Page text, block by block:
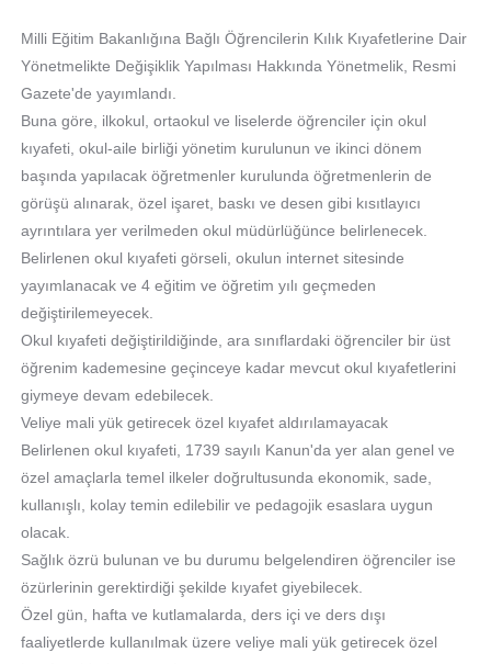
Milli Eğitim Bakanlığına Bağlı Öğrencilerin Kılık Kıyafetlerine Dair
Yönetmelikte Değişiklik Yapılması Hakkında Yönetmelik, Resmi
Gazete'de yayımlandı.
Buna göre, ilkokul, ortaokul ve liselerde öğrenciler için okul
kıyafeti, okul-aile birliği yönetim kurulunun ve ikinci dönem
başında yapılacak öğretmenler kurulunda öğretmenlerin de
görüşü alınarak, özel işaret, baskı ve desen gibi kısıtlayıcı
ayrıntılara yer verilmeden okul müdürlüğünce belirlenecek.
Belirlenen okul kıyafeti görseli, okulun internet sitesinde
yayımlanacak ve 4 eğitim ve öğretim yılı geçmeden
değiştirilemeyecek.
Okul kıyafeti değiştirildiğinde, ara sınıflardaki öğrenciler bir üst
öğrenim kademesine geçinceye kadar mevcut okul kıyafetlerini
giymeye devam edebilecek.
Veliye mali yük getirecek özel kıyafet aldırılamayacak
Belirlenen okul kıyafeti, 1739 sayılı Kanun'da yer alan genel ve
özel amaçlarla temel ilkeler doğrultusunda ekonomik, sade,
kullanışlı, kolay temin edilebilir ve pedagojik esaslara uygun
olacak.
Sağlık özrü bulunan ve bu durumu belgelendiren öğrenciler ise
özürlerinin gerektirdiği şekilde kıyafet giyebilecek.
Özel gün, hafta ve kutlamalarda, ders içi ve ders dışı
faaliyetlerde kullanılmak üzere veliye mali yük getirecek özel